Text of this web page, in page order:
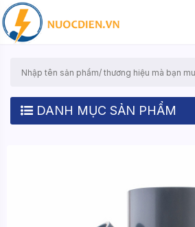
DANH MỤC SẢN PHẨM